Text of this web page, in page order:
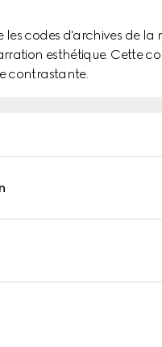
codes d'archives de
esthétique. Cette
contrastante.